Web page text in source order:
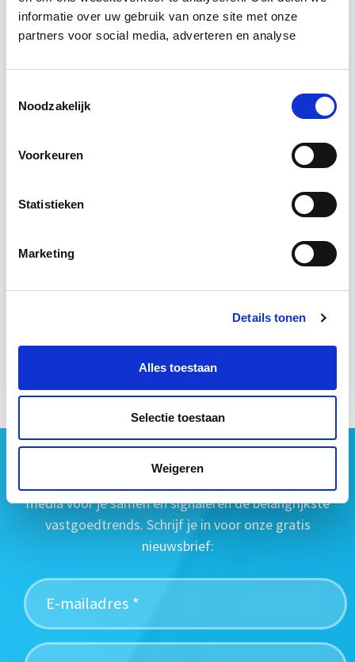
informatie over uw gebruik van onze site met onze
partners voor social media, adverteren en analyse
Noodzakelijk
Voorkeuren
Statistieken
Marketing
Details tonen
Alles toestaan
Selectie toestaan
Weigeren
Deze 2-daagse cursus EP-U Basis Utiliteitsbouw
voor EP-W adviseurs bereidt jou voor op het EP-
Eerstvolgende startdatum
Meer informatie
media voor je samen en signaleren de belangrijkste
vastgoedtrends. Schrijf je in voor onze gratis
nieuwsbrief: